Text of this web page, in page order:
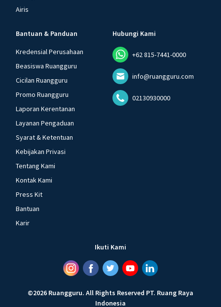
Airis
Bantuan & Panduan
Kredensial Perusahaan
Beasiswa Ruangguru
Cicilan Ruangguru
Promo Ruangguru
Laporan Kerentanan
Layanan Pengaduan
Syarat & Ketentuan
Kebijakan Privasi
Tentang Kami
Kontak Kami
Press Kit
Bantuan
Karir
Hubungi Kami
+62 815-7441-0000
info@ruangguru.com
02130930000
Ikuti Kami
©2026 Ruangguru. All Rights Reserved PT. Ruang Raya
Indonesia